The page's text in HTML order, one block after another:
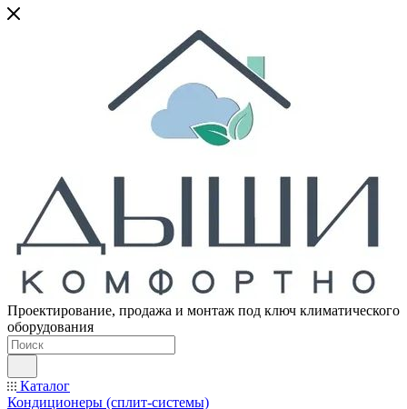
Проектирование, продажа и монтаж под ключ климатического
оборудования
Каталог
Кондиционеры (сплит-системы)